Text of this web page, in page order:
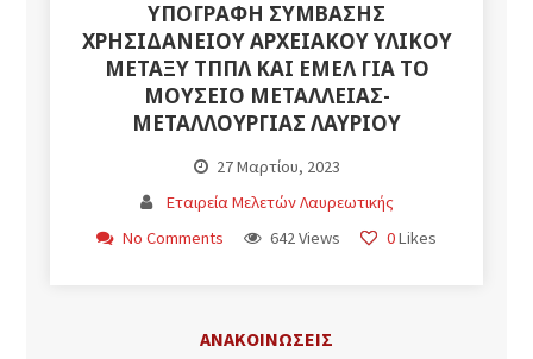
ΥΠΟΓΡΑΦΗ ΣΥΜΒΑΣΗΣ
ΧΡΗΣΙΔΑΝΕΙΟΥ ΑΡΧΕΙΑΚΟΥ ΥΛΙΚΟΥ
ΜΕΤΑΞΥ ΤΠΠΛ ΚΑΙ ΕΜΕΛ ΓΙΑ ΤΟ
ΜΟΥΣΕΙΟ ΜΕΤΑΛΛΕΙΑΣ-
ΜΕΤΑΛΛΟΥΡΓΙΑΣ ΛΑΥΡΙΟΥ
27 Μαρτίου, 2023
Εταιρεία Μελετών Λαυρεωτικής
No Comments
642 Views 0Likes
ΑΝΑΚΟΙΝΩΣΕΙΣ